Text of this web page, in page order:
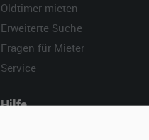
Oldtimer mieten
Erweiterte Suche
Fragen für Mieter
Service
Hilfe